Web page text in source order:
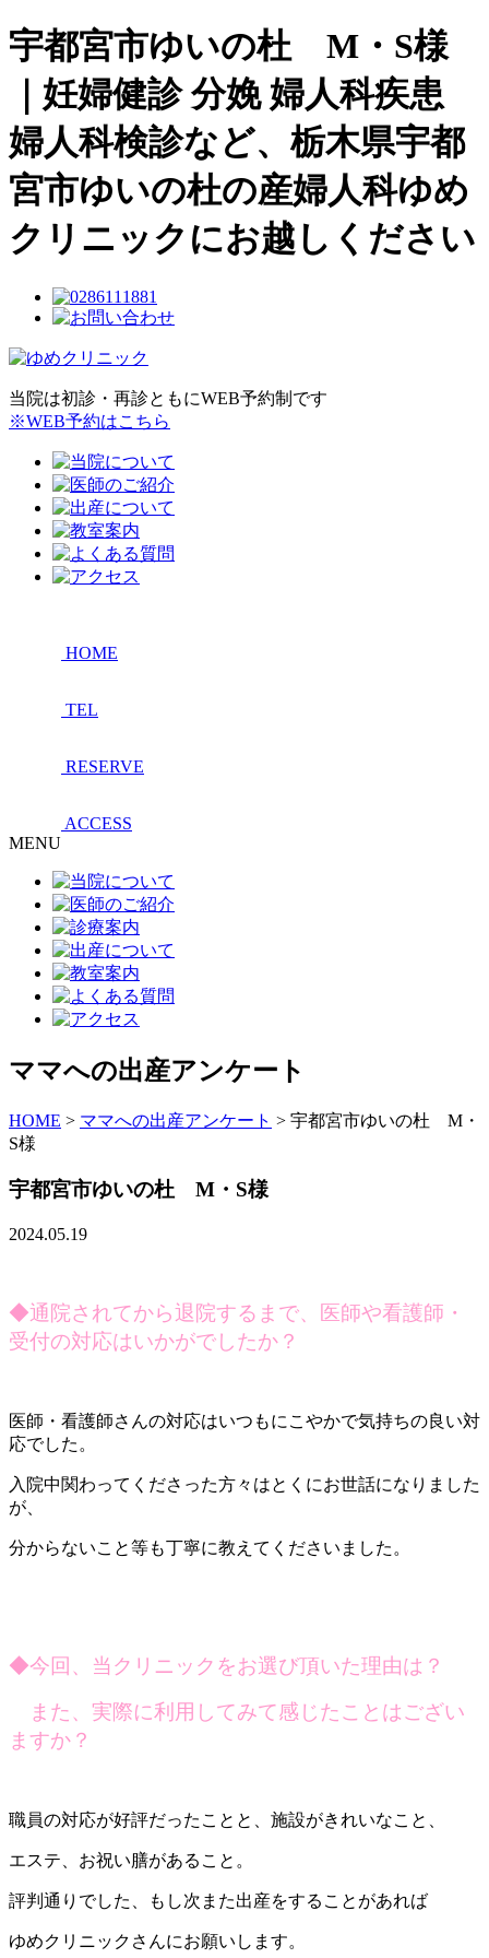
宇都宮市ゆいの杜 M・S様
｜妊婦健診 分娩 婦人科疾患
婦人科検診など、栃木県宇都
宮市ゆいの杜の産婦人科ゆめ
クリニックにお越しください
当院は初診・再診ともにWEB予約制です
※WEB予約はこちら
HOME
TEL
RESERVE
ACCESS
MENU
ママへの出産アンケート
HOME > ママへの出産アンケート > 宇都宮市ゆいの杜 M・
S様
宇都宮市ゆいの杜 M・S様
2024.05.19
◆通院されてから退院するまで、医師や看護師・
受付の対応はいかがでしたか？
医師・看護師さんの対応はいつもにこやかで気持ちの良い対
応でした。
入院中関わってくださった方々はとくにお世話になりました
が、
分からないこと等も丁寧に教えてくださいました。
◆今回、当クリニックをお選び頂いた理由は？
また、実際に利用してみて感じたことはござい
ますか？
職員の対応が好評だったことと、施設がきれいなこと、
エステ、お祝い膳があること。
評判通りでした、もし次また出産をすることがあれば
ゆめクリニックさんにお願いします。